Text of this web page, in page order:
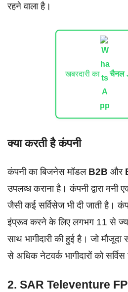
रहने वाला है।
खबरदारी का चैनल
क्या करती है कंपनी
कंपनी का बिजनेस मॉडल B2B और
उपलब्ध कराना है। कंपनी द्वारा मनी
जैसी कई सर्विसेज भी दी जाती है।
इंप्रूव करने के लिए लगभग 11 से
साथ भागीदारी की हुई है। जो
से अधिक नेटवर्क भागीदारों को
2. SAR Televenture